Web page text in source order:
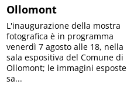
Ollomont
L'inaugurazione della mostra
fotografica è in programma
venerdì 7 agosto alle 18, nella
sala espositiva del Comune di
Ollomont; le immagini esposte
sa...